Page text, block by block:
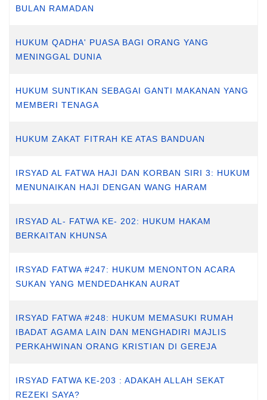
BULAN RAMADAN
HUKUM QADHA' PUASA BAGI ORANG YANG
MENINGGAL DUNIA
HUKUM SUNTIKAN SEBAGAI GANTI MAKANAN YANG
MEMBERI TENAGA
HUKUM ZAKAT FITRAH KE ATAS BANDUAN
IRSYAD AL FATWA HAJI DAN KORBAN SIRI 3: HUKUM
MENUNAIKAN HAJI DENGAN WANG HARAM
IRSYAD AL- FATWA KE- 202: HUKUM HAKAM
BERKAITAN KHUNSA
IRSYAD FATWA #247: HUKUM MENONTON ACARA
SUKAN YANG MENDEDAHKAN AURAT
IRSYAD FATWA #248: HUKUM MEMASUKI RUMAH
IBADAT AGAMA LAIN DAN MENGHADIRI MAJLIS
PERKAHWINAN ORANG KRISTIAN DI GEREJA
IRSYAD FATWA KE-203 : ADAKAH ALLAH SEKAT
REZEKI SAYA?